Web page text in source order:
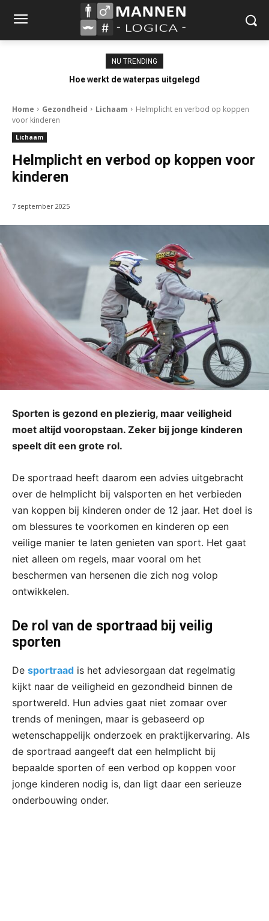
NU TRENDING
Hoe werkt de waterpas uitgelegd
Home Gezondheid Lichaam
Helmplicht en verbod op koppen
voor kinderen
Lichaam
Helmplicht en verbod op koppen voor
kinderen
7 september 2025
Sporten is gezond en plezierig, maar veiligheid
moet altijd vooropstaan. Zeker bij jonge kinderen
speelt dit een grote rol.
De sportraad heeft daarom een advies uitgebracht
over de helmplicht bij valsporten en het verbieden
van koppen bij kinderen onder de 12 jaar. Het doel is
om blessures te voorkomen en kinderen op een
veilige manier te laten genieten van sport. Het gaat
niet alleen om regels, maar vooral om het
beschermen van hersenen die zich nog volop
ontwikkelen.
De rol van de sportraad bij veilig
sporten
De sportraad is het adviesorgaan dat regelmatig
kijkt naar de veiligheid en gezondheid binnen de
sportwereld. Hun advies gaat niet zomaar over
trends of meningen, maar is gebaseerd op
wetenschappelijk onderzoek en praktijkervaring. Als
de sportraad aangeeft dat een helmplicht bij
bepaalde sporten of een verbod op koppen voor
jonge kinderen nodig is, dan ligt daar een serieuze
onderbouwing onder.